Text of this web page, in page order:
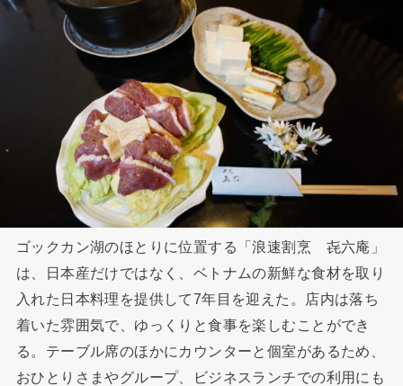
ゴックカン湖のほとりに位置する「浪速割烹 㐂六庵」
は、日本産だけではなく、ベトナムの新鮮な食材を取り
入れた日本料理を提供して7年目を迎えた。店内は落ち
着いた雰囲気で、ゆっくりと食事を楽しむことができ
る。テーブル席のほかにカウンターと個室があるため、
おひとりさまやグループ、ビジネスランチでの利用にも